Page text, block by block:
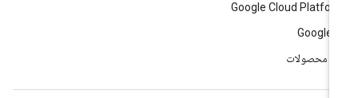
Google Cloud
Google
محصولات